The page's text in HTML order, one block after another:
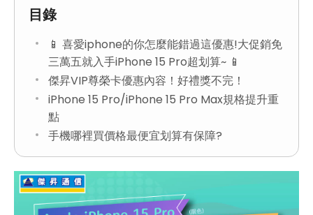
目錄
📱 喜愛iphone的你怎麼能錯過這優惠!大促銷免
三萬五就入手iPhone 15 Pro超划算~ 📱
傑昇VIP尊榮卡優惠內容！好禮獎不完！
iPhone 15 Pro/iPhone 15 Pro Max規格提升重
點
手機哪裡買價格最便宜划算有保障?